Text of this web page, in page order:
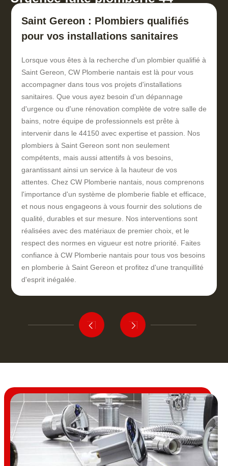
Saint Gereon : Plombiers qualifiés
pour vos installations sanitaires
Lorsque vous êtes à la recherche d'un plombier qualifié à
Saint Gereon, CW Plomberie nantais est là pour vous
accompagner dans tous vos projets d'installations
sanitaires. Que vous ayez besoin d'un dépannage
d'urgence ou d'une rénovation complète de votre salle de
bains, notre équipe de professionnels est prête à
intervenir dans le 44150 avec expertise et passion. Nos
plombiers à Saint Gereon sont non seulement
compétents, mais aussi attentifs à vos besoins,
garantissant ainsi un service à la hauteur de vos
attentes. Chez CW Plomberie nantais, nous comprenons
l'importance d'un système de plomberie fiable et efficace,
et nous nous engageons à vous fournir des solutions de
qualité, durables et sur mesure. Nos interventions sont
réalisées avec des matériaux de premier choix, et le
respect des normes en vigueur est notre priorité. Faites
confiance à CW Plomberie nantais pour tous vos besoins
en plomberie à Saint Gereon et profitez d'une tranquillité
d'esprit inégalée.